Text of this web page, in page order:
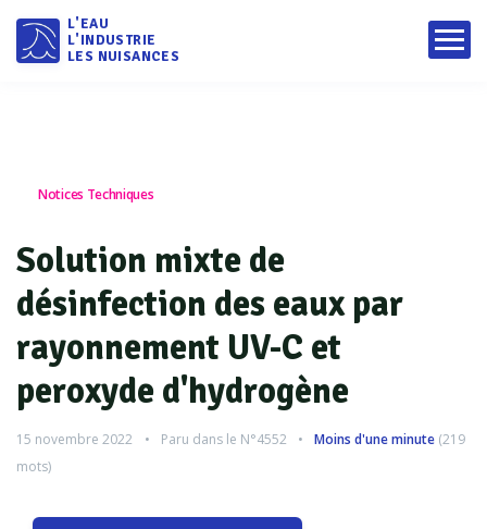
L'EAU
L'INDUSTRIE
LES NUISANCES
Notices Techniques
Solution mixte de
désinfection des eaux par
rayonnement UV-C et
peroxyde d'hydrogène
15 novembre 2022 Paru dans le N°4552 Moins d'une minute (219
mots)